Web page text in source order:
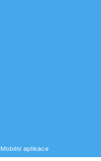
Mobilní aplikace